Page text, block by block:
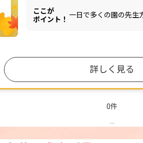
ここが
ポイント！
一日で多くの園の先生
詳しく見る
0件